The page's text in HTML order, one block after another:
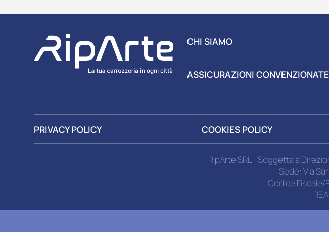
CHI SIAMO
ASSICURAZIONI CONVENZIONATE
PRIVACY POLICY COOKIES POLICY
RipArte SRL - Soggetta a
Sede: Via
Codice Fiscale/